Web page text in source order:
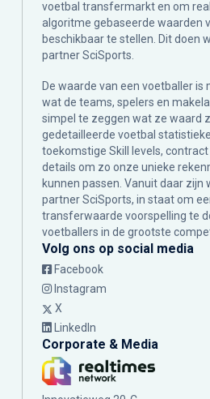
voetbal transfermarkt en om
algoritme gebaseerde waarden
beschikbaar te stellen. Dit doen
partnerSciSports
De waarde van een voetballer
wat de teams, spelers en
simpel te zeggen wat ze waard
gedetailleerde voetbal
toekomstige Skill levels,
details om zo onze unieke
kunnen passen. Vanuit daar zijn
partner SciSports, in staat om
transferwaarde voorspelling te
voetballers in de grootste
Volg ons op social media
Facebook
Instagram
X
LinkedIn
Corporate & Media